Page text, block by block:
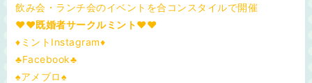
飲み会・ランチ会のイベントを合コンスタイルで開催
♥❤既婚者サークルミント❤♥
♦ミントInstagram♦
♣Facebook♣
♠アメブロ♠